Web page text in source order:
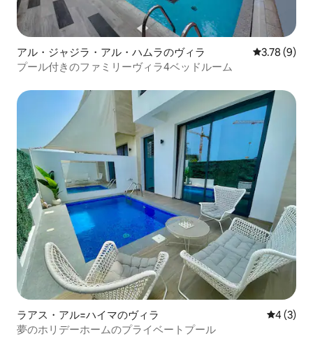
アル・ジャジラ・アル・ハムラのヴィラ レビュー9
3.78 (9)
プール付きのファミリーヴィラ4ベッドルーム
ラアス・アル=ハイマのヴィラ レビュー
4 (3)
夢のホリデーホームのプライベートプール